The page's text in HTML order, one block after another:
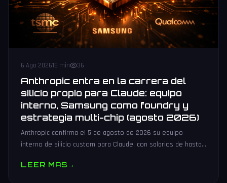
6 Ago 202616 min 36
Anthropic entra en la carrera del
silicio propio para Claude: equipo
interno, Samsung como foundry y
estrategia multi-chip (agosto 2026)
Anthropic confirma el 5 de agosto de 2026 su equipo
interno de silicio custom para Claude, con salarios de hasta
estrategia multi-chip.
LEER MAS→